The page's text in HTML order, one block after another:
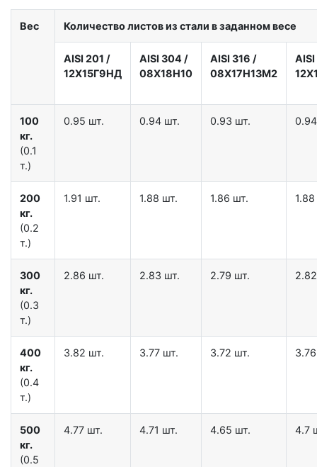
Вес Количество листов из стали в заданном весе
AISI 201 /
12X15Г9НД
AISI 304 /
08Х18Н10
AISI 316 /
08Х17Н13М2
AISI
100
кг.
(0.1
т.)
0.95 шт. 0.94 шт. 0.93 шт.
200
кг.
(0.2
т.)
1.91 шт. 1.88 шт. 1.86 шт.
300
кг.
(0.3
т.)
2.86 шт. 2.83 шт. 2.79 шт.
400
кг.
(0.4
т.)
3.82 шт. 3.77 шт. 3.72 шт.
500
кг.
(0.5
4.77 шт. 4.71 шт. 4.65 шт. 4.7